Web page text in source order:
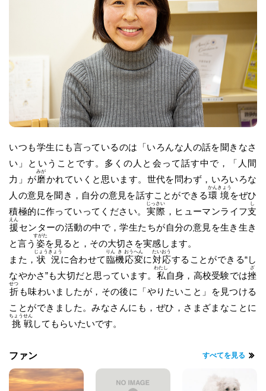
いつも学生にも言っているのは「いろんな人の話を聞きなさ
い」ということです。多くの人と会って話す中で，「人間
力」が磨
みが
かれていくと思います。世代を問わず，いろいろな
人の意見を聞き，自分の意見を話すことができる環
かん
境
きょう
をぜひ
積極的に作っていってください。 実
じっ
際
さい
，ヒューマンライフ支
し
援
えん
センターの活動の中で，学生たちが自分の意見を生き生き
と言う 姿
すがた
を見ると，その大切さを実感します。
また， 状
じょう
況
きょう
に合わせて臨
りん
機
き
応
おう
変
へん
に対
たい
応
おう
することができる“し
なやかさ”も大切だと思っています。 私
わたし
自身，高校受験では挫
ざ
折
せつ
も味わいましたが，その後に「やりたいこと」を見つける
ことができました。みなさんにも，ぜひ，さまざまなことに
挑
ちょう
戦
せん
してもらいたいです。
ファン すべてを見る